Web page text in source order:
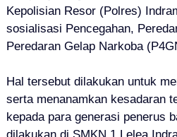
Kepolisian Resor (Polres)
sosialisasi Pencegahan,
Peredaran Gelap Narkoba
Hal tersebut dilakukan untuk
serta menanamkan kesadaran
kepada para generasi penerus